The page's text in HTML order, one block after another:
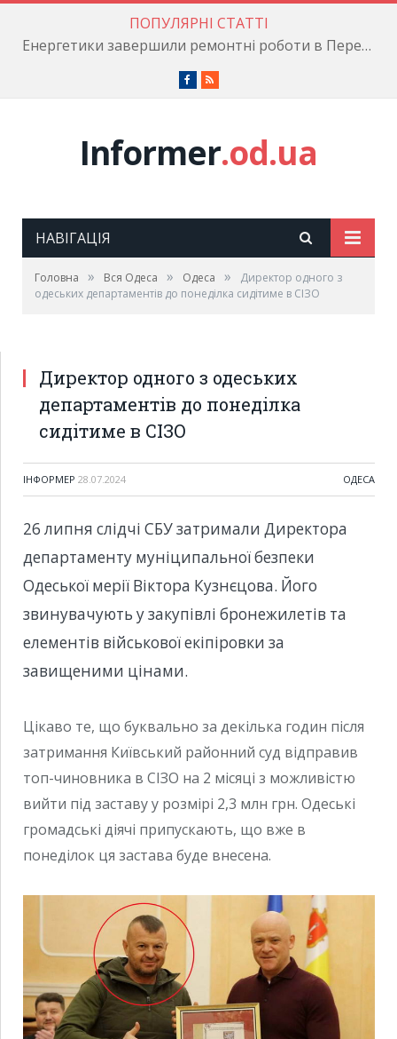
ПОПУЛЯРНІ СТАТТІ
Енергетики завершили ремонтні роботи в Пересипському районі
Facebook
RSS
Informer.od.ua
НАВІГАЦІЯ
Головна » Вся Одеса » Одеса »
Директор одного з
одеських департаментів до понеділка сидітиме в СІЗО
Директор одного з одеських
департаментів до понеділка
сидітиме в СІЗО
ІНФОРМЕР 28.07.2024 ОДЕСА
26 липня слідчі СБУ затримали Директора
департаменту муніципальної безпеки
Одеської мерії Віктора Кузнєцова. Його
звинувачують у закупівлі бронежилетів та
елементів військової екіпіровки за
завищеними цінами.
Цікаво те, що буквально за декілька годин після
затримання Київський районний суд відправив
топ-чиновника в СІЗО на 2 місяці з можливістю
вийти під заставу у розмірі 2,3 млн грн. Одеські
громадські діячі припускають, що вже в
понеділок ця застава буде внесена.